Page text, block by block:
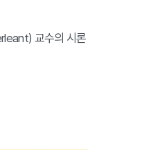
교수의 시론